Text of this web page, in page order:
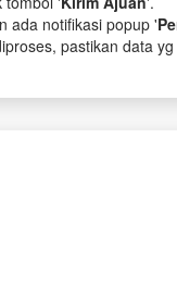
ada notifikasi popup '
pastikan data